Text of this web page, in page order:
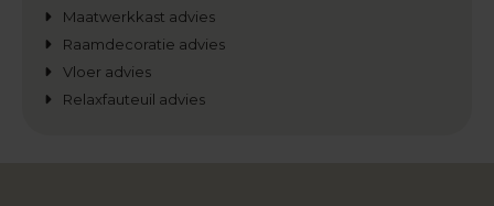
Maatwerkkast advies
Raamdecoratie advies
Vloer advies
Relaxfauteuil advies